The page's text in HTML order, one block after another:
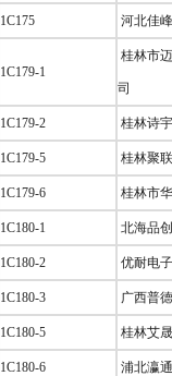
1C175 河北佳
1C179-1
桂林市
司
1C179-2 桂林诗
1C179-5 桂林聚
1C179-6 桂林市
1C180-1 北海品
1C180-2 优耐电
1C180-3 广西普
1C180-5 桂林艾
1C180-6 浦北瀛